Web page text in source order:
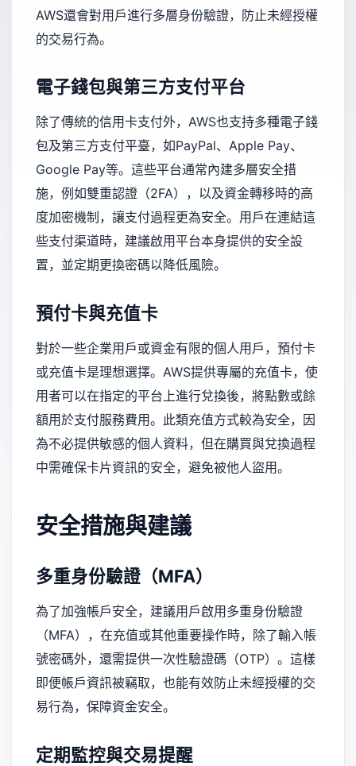
AWS還會對用戶進行多層身份驗證，防止未經授權
的交易行為。
電子錢包與第三方支付平台
除了傳統的信用卡支付外，AWS也支持多種電子錢
包及第三方支付平臺，如PayPal、Apple Pay、
Google Pay等。這些平台通常內建多層安全措
施，例如雙重認證（2FA），以及資金轉移時的高
度加密機制，讓支付過程更為安全。用戶在連結這
些支付渠道時，建議啟用平台本身提供的安全設
置，並定期更換密碼以降低風險。
預付卡與充值卡
對於一些企業用戶或資金有限的個人用戶，預付卡
或充值卡是理想選擇。AWS提供專屬的充值卡，使
用者可以在指定的平台上進行兌換後，將點數或餘
額用於支付服務費用。此類充值方式較為安全，因
為不必提供敏感的個人資料，但在購買與兌換過程
中需確保卡片資訊的安全，避免被他人盜用。
安全措施與建議
多重身份驗證（MFA）
為了加強帳戶安全，建議用戶啟用多重身份驗證
（MFA），在充值或其他重要操作時，除了輸入帳
號密碼外，還需提供一次性驗證碼（OTP）。這樣
即便帳戶資訊被竊取，也能有效防止未經授權的交
易行為，保障資金安全。
定期監控與交易提醒